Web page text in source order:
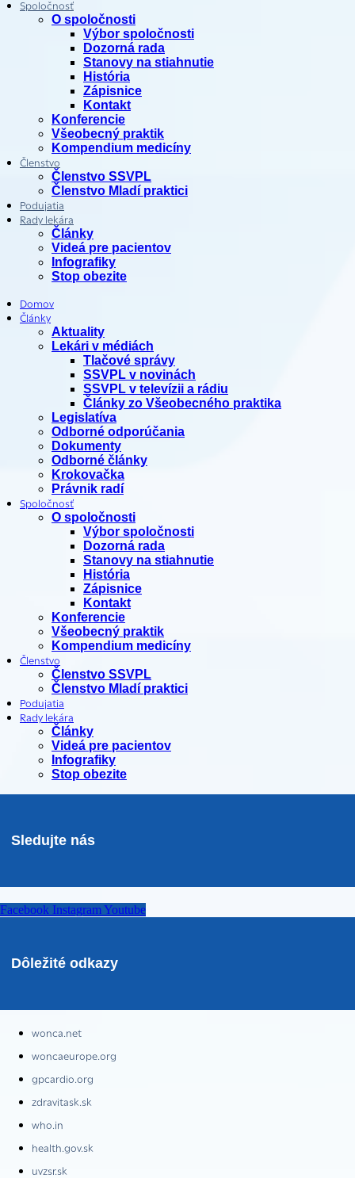
Spoločnosť
O spoločnosti
Výbor spoločnosti
Dozorná rada
Stanovy na stiahnutie
História
Zápisnice
Kontakt
Konferencie
Všeobecný praktik
Kompendium medicíny
Členstvo
Členstvo SSVPL
Členstvo Mladí praktici
Podujatia
Rady lekára
Články
Videá pre pacientov
Infografiky
Stop obezite
Domov
Články
Aktuality
Lekári v médiách
Tlačové správy
SSVPL v novinách
SSVPL v televízii a rádiu
Články zo Všeobecného praktika
Legislatíva
Odborné odporúčania
Dokumenty
Odborné články
Krokovačka
Právnik radí
Spoločnosť
O spoločnosti
Výbor spoločnosti
Dozorná rada
Stanovy na stiahnutie
História
Zápisnice
Kontakt
Konferencie
Všeobecný praktik
Kompendium medicíny
Členstvo
Členstvo SSVPL
Členstvo Mladí praktici
Podujatia
Rady lekára
Články
Videá pre pacientov
Infografiky
Stop obezite
Sledujte nás
Facebook Instagram Youtube
Dôležité odkazy
wonca.net
woncaeurope.org
gpcardio.org
zdravitask.sk
who.in
health.gov.sk
uvzsr.sk